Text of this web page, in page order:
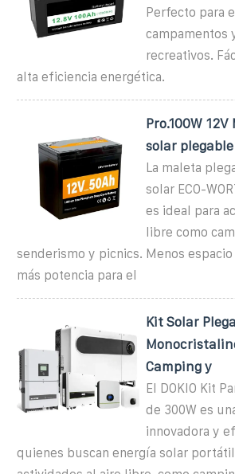
Perfecto para
campamentos
recreativos.
alta eficiencia energética.
Pro.100W
solar plegable
La maleta
solar ECO-
es ideal para
libre como
senderismo y picnics. Menos
más potencia para el
Kit Solar
Camping y
El DOKIO Kit
de 300W es
innovadora y
quienes buscan energía solar portátil.